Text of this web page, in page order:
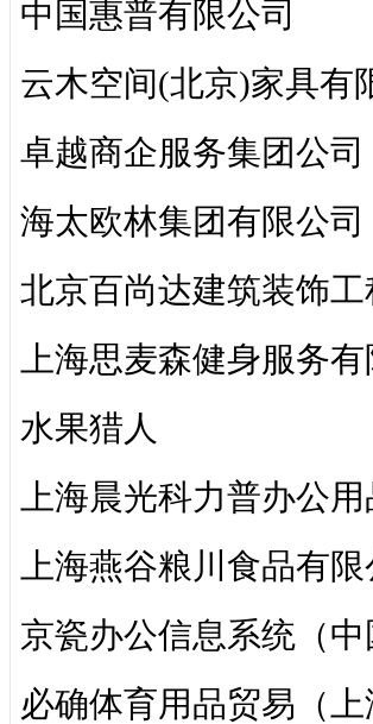
中国惠普有限公司
云木空间(北京)家具有
卓越商企服务集团公司
海太欧林集团有限公司
北京百尚达建筑装饰
上海思麦森健身服务有
水果猎人
上海晨光科力普办公
上海燕谷粮川食品有限
京瓷办公信息系统（
必确体育用品贸易（